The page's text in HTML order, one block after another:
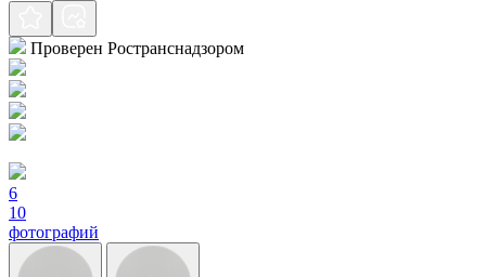
Проверен Ространснадзором
6
10
фотографий